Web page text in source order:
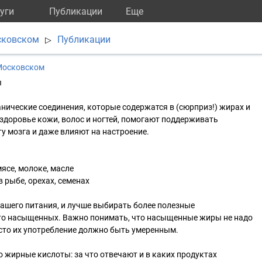
Публикации Eще
▷ Публикации
соединения, которые содержатся в (сюрприз!) жирах и
кожи, волос и ногтей, помогают поддерживать
мозга и даже влияют на настроение.
молоке, масле
орехах, семенах
питания, и лучше выбирать более полезные
насыщенных. Важно понимать, что насыщенные жиры не надо
их употребление должно быть умеренным.
жирные кислоты: за что отвечают и в каких продуктах